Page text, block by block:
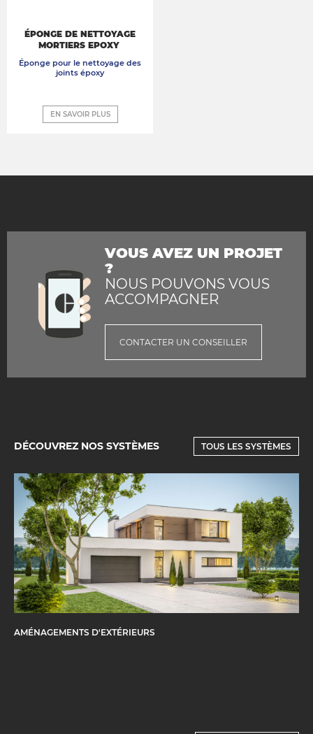
ÉPONGE DE NETTOYAGE
MORTIERS EPOXY
Éponge pour le nettoyage des
joints époxy
EN SAVOIR PLUS
VOUS AVEZ UN PROJET
?
NOUS POUVONS VOUS
ACCOMPAGNER
CONTACTER UN CONSEILLER
DÉCOUVREZ NOS SYSTÈMES TOUS LES SYSTÈMES
AMÉNAGEMENTS D'EXTÉRIEURS